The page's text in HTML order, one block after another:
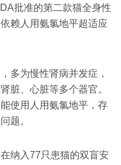
批准的第二款猫全身性
赖人用氨氯地平超适应
多为慢性肾病并发症，
脏、心脏等多个器官。
使用人用氨氯地平，存
题。
纳入77只患猫的双盲安